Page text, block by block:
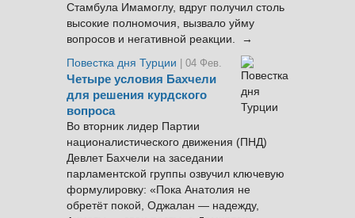
Стамбула Имамоглу, вдруг получил столь
высокие полномочия, вызвало уйму
вопросов и негативной реакции. →
Повестка дня Турции
| 04 Фев.
Четыре условия Бахчели
для решения курдского
вопроса
Во вторник лидер Партии
националистического движения (ПНД)
Девлет Бахчели на заседании
парламентской группы озвучил ключевую
формулировку: «Пока Анатолия не
обретёт покой, Оджалан — надежду,